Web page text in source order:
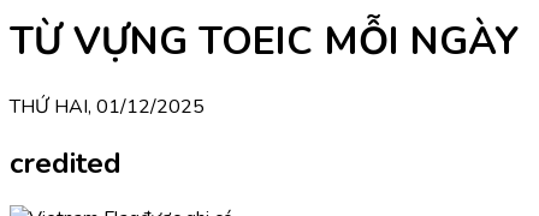
TỪ VỰNG TOEIC MỖI NGÀY
THỨ HAI, 01/12/2025
credited